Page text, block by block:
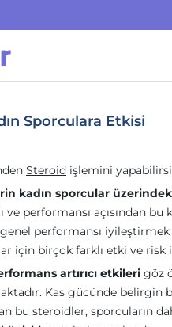
Sporculara Etkisi
Steroid işlemini
kadın sporcular
ve performansı açısından
performansı
için birçok farklı etki ve
artırıcı etkileri göz
Kas gücünde belirgin bir
bu steroidler, sporcuların